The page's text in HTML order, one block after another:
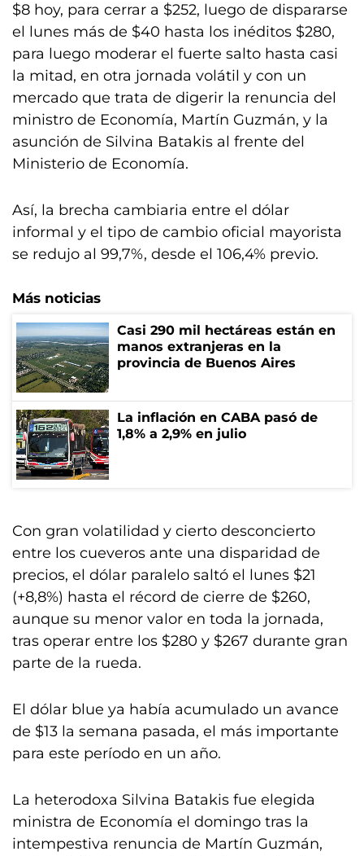
$8 hoy, para cerrar a $252, luego de dispararse
el lunes más de $40 hasta los inéditos $280,
para luego moderar el fuerte salto hasta casi
la mitad, en otra jornada volátil y con un
mercado que trata de digerir la renuncia del
ministro de Economía, Martín Guzmán, y la
asunción de Silvina Batakis al frente del
Ministerio de Economía.
Así, la brecha cambiaria entre el dólar
informal y el tipo de cambio oficial mayorista
se redujo al 99,7%, desde el 106,4% previo.
Más noticias
Casi 290 mil hectáreas están en
manos extranjeras en la
provincia de Buenos Aires
La inflación en CABA pasó de
1,8% a 2,9% en julio
Con gran volatilidad y cierto desconcierto
entre los cueveros ante una disparidad de
precios, el dólar paralelo saltó el lunes $21
(+8,8%) hasta el récord de cierre de $260,
aunque su menor valor en toda la jornada,
tras operar entre los $280 y $267 durante gran
parte de la rueda.
El dólar blue ya había acumulado un avance
de $13 la semana pasada, el más importante
para este período en un año.
La heterodoxa Silvina Batakis fue elegida
ministra de Economía el domingo tras la
intempestiva renuncia de Martín Guzmán,